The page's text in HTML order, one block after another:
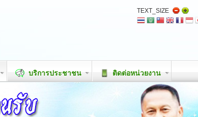
TEXT_SIZE
บริการประชาชน ติดต่อหน่วยงาน